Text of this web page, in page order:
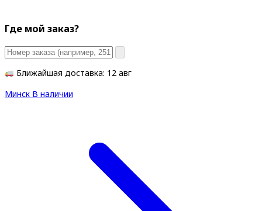
Где мой заказ?
Ближайшая доставка: 12 авг
Минск В наличии